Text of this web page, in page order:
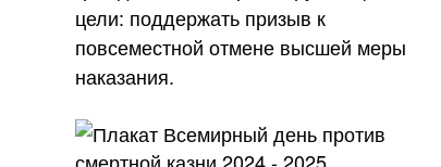
цели: поддержать призыв к
повсеместной отмене высшей меры
наказания.